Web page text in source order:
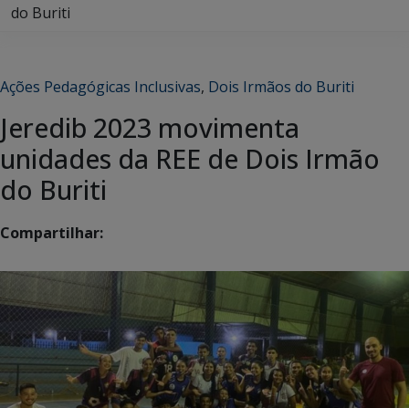
do Buriti
Ações Pedagógicas Inclusivas, Dois Irmãos do Buriti
Jeredib 2023 movimenta
unidades da REE de Dois Irmão
do Buriti
Compartilhar: